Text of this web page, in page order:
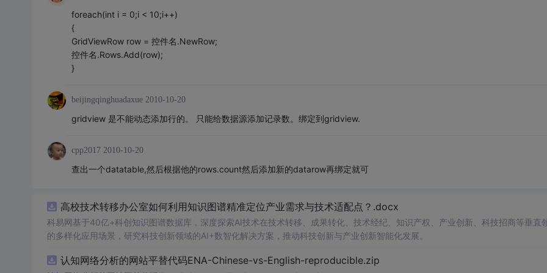
foreach(int i = 0;i < 10;i++)
{
GridViewRow row = 控件名.NewRow;
控件名.Rows.Add(row);
}
beijingqinghuadaxue 2010-10-20
gridview 是不能动态添加行的。 只能给数据源添加记录数。绑定到gridview.
cpp2017 2010-10-20
查出一个datatable,然后根据他的rows.count然后添加新的datarow再绑定就可
高校技术转移办公室如何利用知识图谱精准定位产业需求与技术适配点？.docx
科易网基于40亿+科创知识图谱数据库，深度探索AI技术在技术转移、成果转化、技术经纪、知识产权、产业创新、科技招商等垂直
的多样化应用场景，研究科技创新领域的AI+数智化解决方案，推动科技创新与产业创新智能化发展。
认知网络分析的网站平替代码ENA-Chinese-vs-English-reproducible.zip